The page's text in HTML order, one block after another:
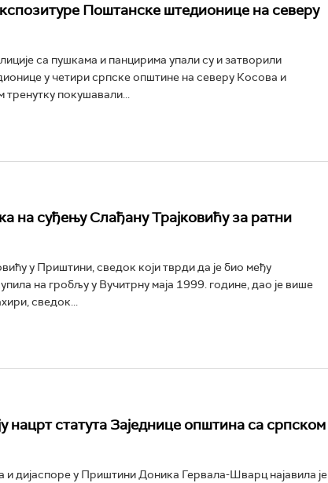
Поштанске штедионице на северу
са пушкама и панцирима упали су и затворили
у четири српске општине на северу Косова и
тренутку покушавали...
на суђењу Слађану Трајковићу за ратни
у Приштини, сведок који тврди да је био међу
на гробљу у Вучитрну маја 1999. године, дао је више
сведок...
статута Заједнице општина са српском
дијаспоре у Приштини Доника Гервала-Шварц најавила је